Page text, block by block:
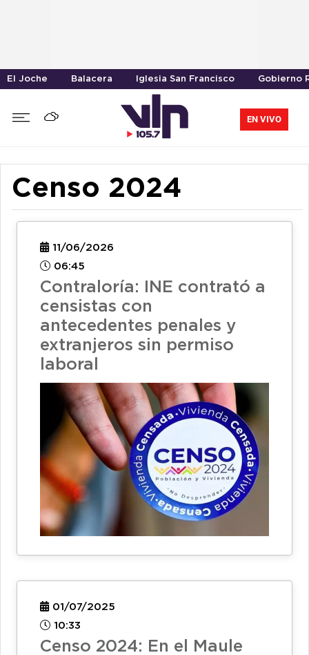
El Joche Balacera Iglesia San Francisco Gobierno
EN VIVO
Censo 2024
11/06/2026
06:45
Contraloría: INE contrató a
censistas con
antecedentes penales y
extranjeros sin permiso
laboral
01/07/2025
10:33
Censo 2024: En el Maule